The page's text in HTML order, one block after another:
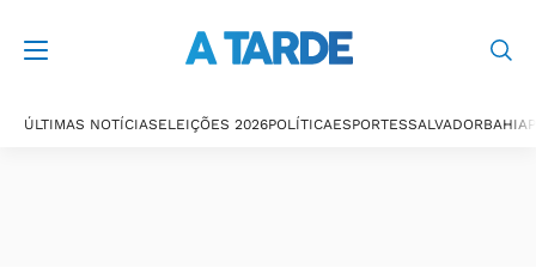
ÚLTIMAS NOTÍCIASELEIÇÕES 2026POLÍTICAESPORTESSALVADORBAHIA